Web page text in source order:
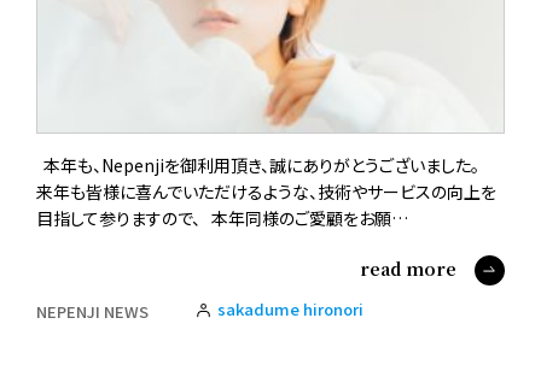
本年も、Nepenjiを御利用頂き、誠にありがとうございました。
来年も皆様に喜んでいただけるような、技術やサービスの向上を
目指して参りますので、 本年同様のご愛顧をお願…
read more
NEPENJI NEWS sakadume hironori